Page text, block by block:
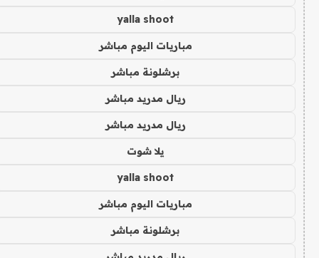
yalla shoot
مباريات اليوم مباشر
برشلونة مباشر
ريال مدريد مباشر
ريال مدريد مباشر
يلا شوت
yalla shoot
مباريات اليوم مباشر
برشلونة مباشر